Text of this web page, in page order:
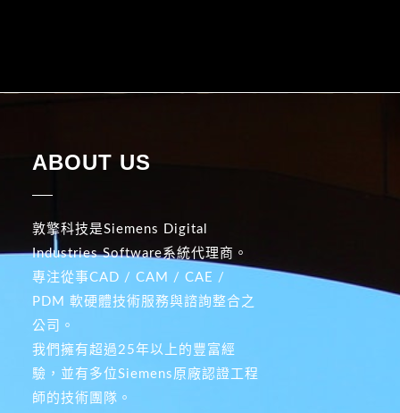
ABOUT US
敦擎科技是Siemens Digital
Industries Software系統代理商。
專注從事CAD / CAM / CAE /
PDM 軟硬體技術服務與諮詢整合之
公司。
我們擁有超過25年以上的豐富經
驗，並有多位Siemens原廠認證工程
師的技術團隊。